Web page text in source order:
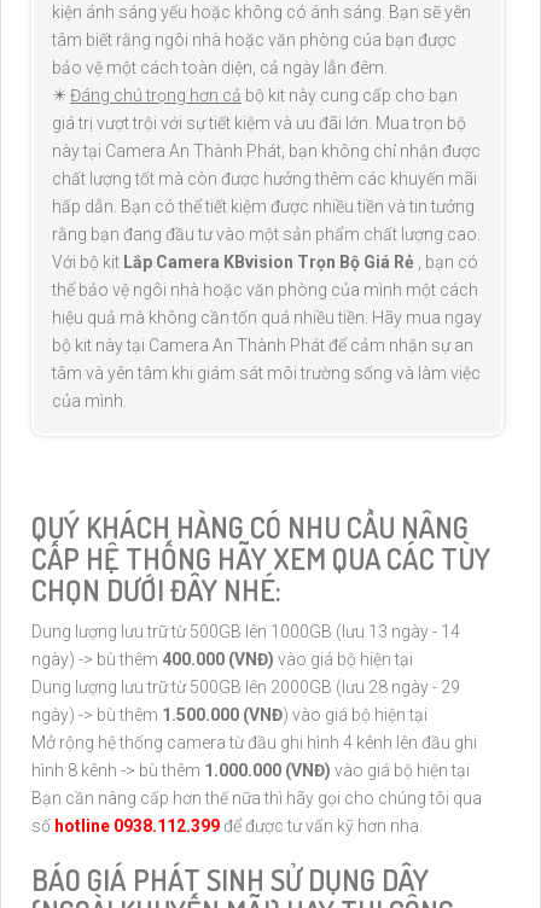
kiện ánh sáng yếu hoặc không có ánh sáng. Bạn sẽ yên
tâm biết rằng ngôi nhà hoặc văn phòng của bạn được
bảo vệ một cách toàn diện, cả ngày lẫn đêm.
✴️Đáng chú trọng hơn cả bộ kit này cung cấp cho bạn
giá trị vượt trội với sự tiết kiệm và ưu đãi lớn. Mua trọn bộ
này tại Camera An Thành Phát, bạn không chỉ nhận được
chất lượng tốt mà còn được hưởng thêm các khuyến mãi
hấp dẫn. Bạn có thể tiết kiệm được nhiều tiền và tin tưởng
rằng bạn đang đầu tư vào một sản phẩm chất lượng cao.
Với bộ kit Lắp Camera KBvision Trọn Bộ Giá Rẻ , bạn có
thể bảo vệ ngôi nhà hoặc văn phòng của mình một cách
hiệu quả mà không cần tốn quá nhiều tiền. Hãy mua ngay
bộ kit này tại Camera An Thành Phát để cảm nhận sự an
tâm và yên tâm khi giám sát môi trường sống và làm việc
của mình.
QUÝ KHÁCH HÀNG CÓ NHU CẦU NÂNG
CẤP HỆ THỐNG HÃY XEM QUA CÁC TÙY
CHỌN DƯỚI ĐÂY NHÉ:
Dung lượng lưu trữ từ 500GB lên 1000GB (lưu 13 ngày - 14
ngày) -> bù thêm 400.000 (VNĐ) vào giá bộ hiện tại
Dung lượng lưu trữ từ 500GB lên 2000GB (lưu 28 ngày - 29
ngày) -> bù thêm 1.500.000 (VNĐ) vào giá bộ hiện tại
Mở rộng hệ thống camera từ đầu ghi hình 4 kênh lên đầu ghi
hình 8 kênh -> bù thêm 1.000.000 (VNĐ) vào giá bộ hiện tại
Bạn cần nâng cấp hơn thế nữa thì hãy gọi cho chúng tôi qua
số hotline 0938.112.399để được tư vấn kỹ hơn nha.
BÁO GIÁ PHÁT SINH SỬ DỤNG DÂY